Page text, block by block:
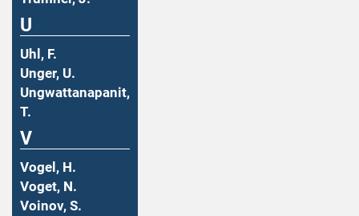
U
Uhl, F.
Unger, U.
Ungwattanapanit,
T.
V
Vogel, H.
Voget, N.
Voinov, S.